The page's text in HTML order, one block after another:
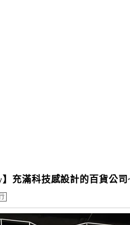
充滿科技感設計的百貨公